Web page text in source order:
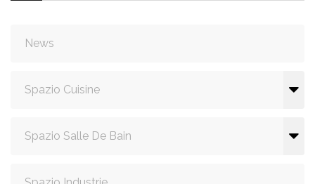
News
Spazio Cuisine
Spazio Salle De Bain